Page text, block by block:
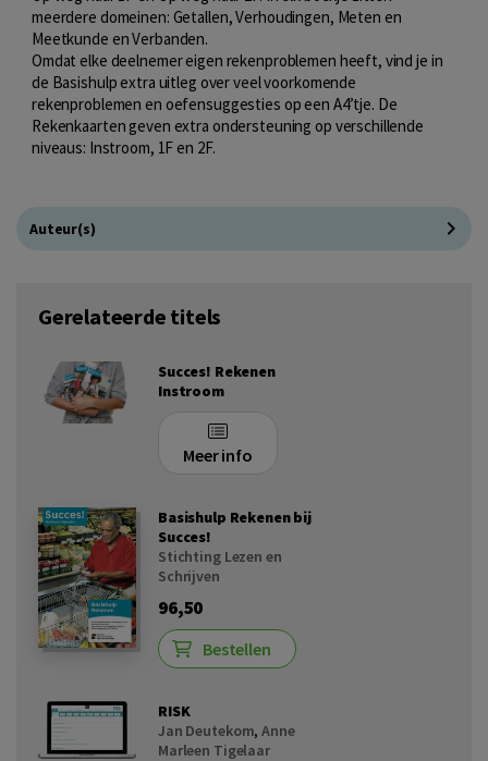
meerdere domeinen: Getallen, Verhoudingen, Meten en
Meetkunde en Verbanden.
Omdat elke deelnemer eigen rekenproblemen heeft, vind je in
de Basishulp extra uitleg over veel voorkomende
rekenproblemen en oefensuggesties op een A4’tje. De
Rekenkaarten geven extra ondersteuning op verschillende
niveaus: Instroom, 1F en 2F.
Auteur(s)
Gerelateerde titels
Succes! Rekenen
Instroom
Meer info
Basishulp Rekenen bij
Succes!
Stichting Lezen en
Schrijven
96,50
Bestellen
RISK
Jan Deutekom,Anne
Marleen Tigelaar